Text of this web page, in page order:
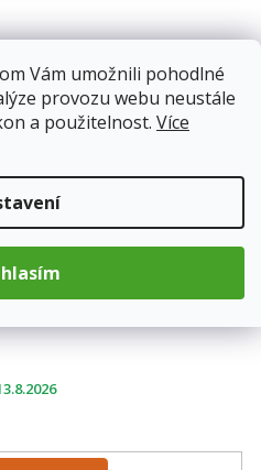
Vám umožnili pohodlné
provozu webu neustále
a použitelnost. Více
košíku